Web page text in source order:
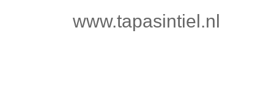
www.tapasintiel.nl